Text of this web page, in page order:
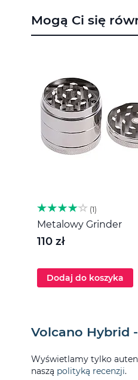
początek
galerii
Mogą Ci się
1
Metalowy Grinder
110 zł
Dodaj do koszyka
Volcano Hybrid
Wyświetlamy tylko
naszą polityką recenzji.